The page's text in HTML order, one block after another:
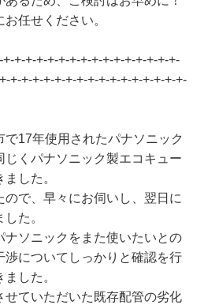
任せください。
+-+-+-+-+-+-+-+-+-+-+-+-+-+-+-
+-+-+-+-+-+-+-+-+-+-+-+-+-+-+-+-
17年使用されたパナソニック
くパナソニック製エコキュー
した。
で、早々にお伺いし、翌日に
た。
ナソニックをまた使いたいとの
渉についてしっかりと確認を行
した。
せていただいた既存配管の劣化